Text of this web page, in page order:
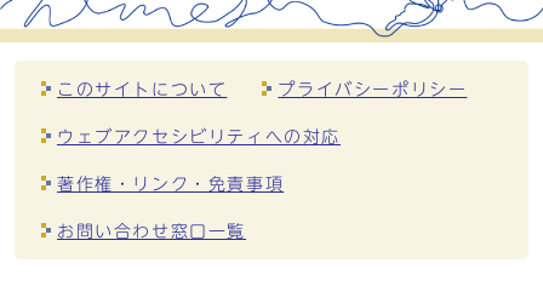
このサイトについて プライバシーポリシー
ウェブアクセシビリティへの対応
著作権・リンク・免責事項
お問い合わせ窓口一覧